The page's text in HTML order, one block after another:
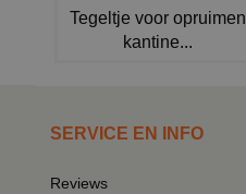
Tegeltje voor opruimen
kantine...
SERVICE EN INFO
Reviews